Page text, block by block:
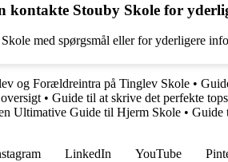
kontakte Stouby Skole for
med spørgsmål eller for yderligere
og Forældreintra på Tinglev Skole •
• Guide til at skrive det perfekte
Ultimative Guide til Hjerm Skole • Guide
LinkedIn YouTube